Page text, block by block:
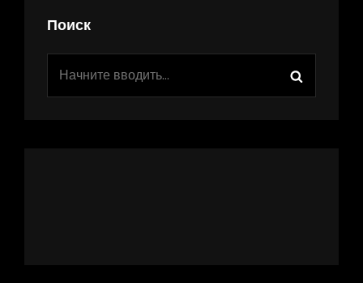
Поиск